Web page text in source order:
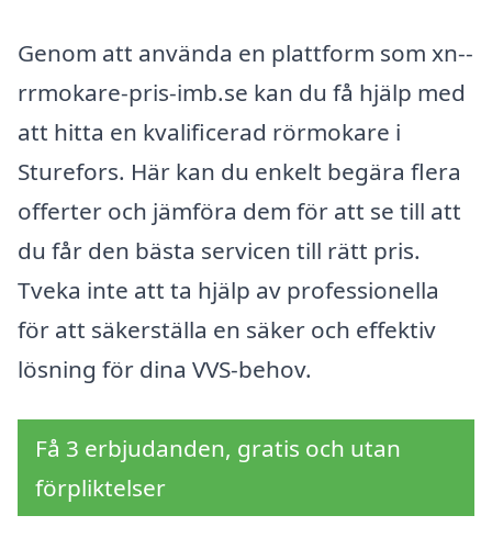
Genom att använda en plattform som xn--
rrmokare-pris-imb.se kan du få hjälp med
att hitta en kvalificerad rörmokare i
Sturefors. Här kan du enkelt begära flera
offerter och jämföra dem för att se till att
du får den bästa servicen till rätt pris.
Tveka inte att ta hjälp av professionella
för att säkerställa en säker och effektiv
lösning för dina VVS-behov.
Få 3 erbjudanden, gratis och utan
förpliktelser